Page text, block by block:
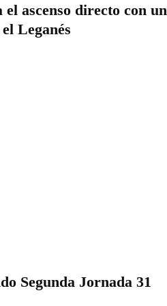
ascenso directo con un
Leganés
Segunda Jornada 31